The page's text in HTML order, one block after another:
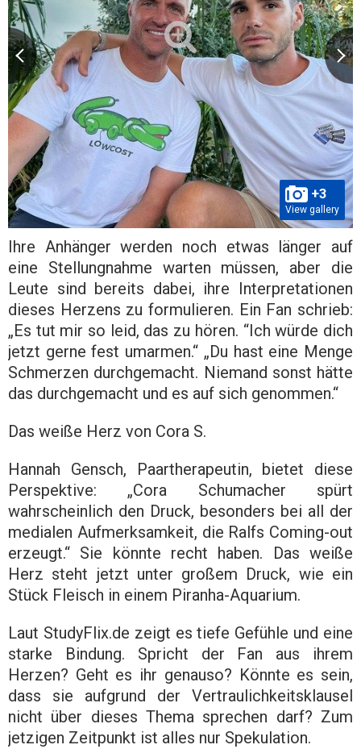
+3
View gallery
Ihre Anhänger werden noch etwas länger auf
eine Stellungnahme warten müssen, aber die
Leute sind bereits dabei, ihre Interpretationen
dieses Herzens zu formulieren. Ein Fan schrieb:
„Es tut mir so leid, das zu hören. “Ich würde dich
jetzt gerne fest umarmen.“ „Du hast eine Menge
Schmerzen durchgemacht. Niemand sonst hätte
das durchgemacht und es auf sich genommen.“
Das weiße Herz von Cora S.
Hannah Gensch, Paartherapeutin, bietet diese
Perspektive: „Cora Schumacher spürt
wahrscheinlich den Druck, besonders bei all der
medialen Aufmerksamkeit, die Ralfs Coming-out
erzeugt.“ Sie könnte recht haben. Das weiße
Herz steht jetzt unter großem Druck, wie ein
Stück Fleisch in einem Piranha-Aquarium.
Laut StudyFlix.de zeigt es tiefe Gefühle und eine
starke Bindung. Spricht der Fan aus ihrem
Herzen? Geht es ihr genauso? Könnte es sein,
dass sie aufgrund der Vertraulichkeitsklausel
nicht über dieses Thema sprechen darf? Zum
jetzigen Zeitpunkt ist alles nur Spekulation.